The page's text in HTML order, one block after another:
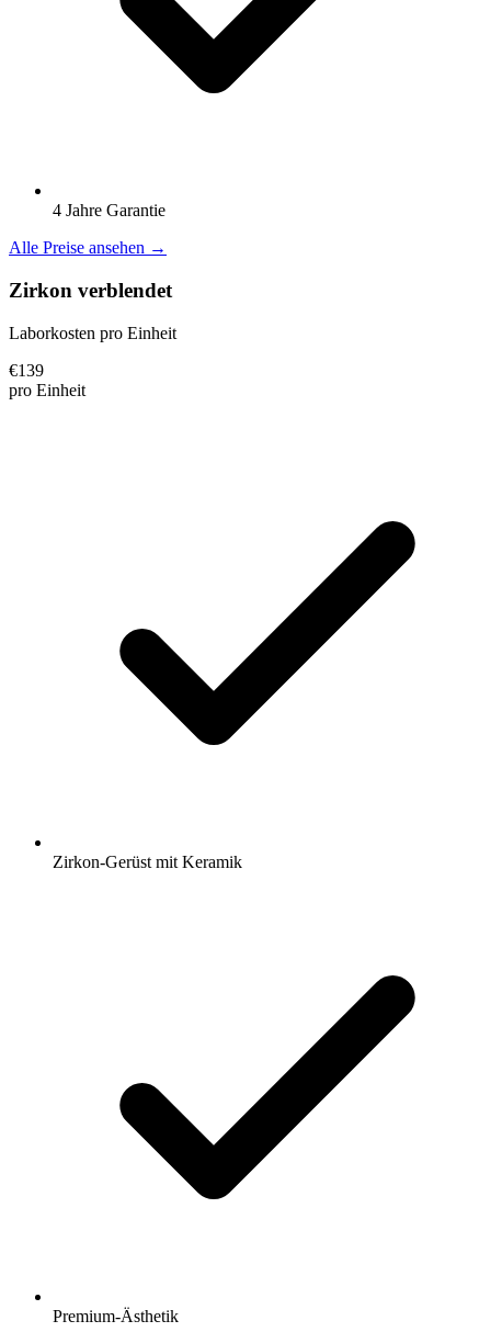
4 Jahre Garantie
Alle Preise ansehen →
Zirkon verblendet
Laborkosten pro Einheit
€139
pro Einheit
Zirkon-Gerüst mit Keramik
Premium-Ästhetik